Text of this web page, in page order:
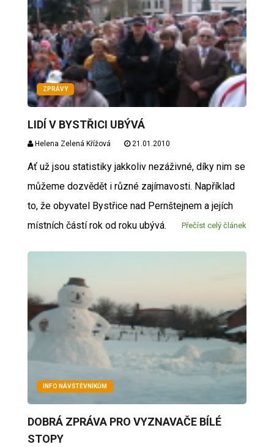
ZPRÁVY
LIDÍ V BYSTŘICI UBÝVÁ
Helena Zelená Křížová 21.01.2010
Ať už jsou statistiky jakkoliv nezáživné, díky nim se
můžeme dozvědět i různé zajímavosti. Například
to, že obyvatel Bystřice nad Pernštejnem a jejích
místních částí rok od roku ubývá.
Přečíst celý článek
INFO NÁVŠTĚVNÍKŮM
DOBRÁ ZPRÁVA PRO VYZNAVAČE BÍLÉ
STOPY